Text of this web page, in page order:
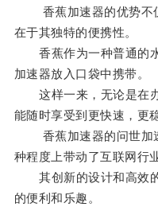
香蕉加速器的优势不仅
在于其独特的便携性。
香蕉作为一种普通的水
加速器放入口袋中携带。
这样一来，无论是在办
能随时享受到更快速，更
香蕉加速器的问世加
种程度上带动了互联网行
其创新的设计和高效的
的便利和乐趣。